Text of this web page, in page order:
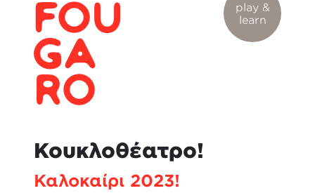
play &
learn
Κουκλοθέατρο!
Καλοκαίρι 2023!